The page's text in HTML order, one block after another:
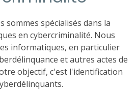
sommes spécialisés dans la
en cybercriminalité. Nous
informatiques, en particulier
et autres actes de
objectif, c'est l'identification